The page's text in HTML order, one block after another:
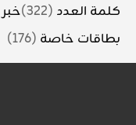
كلمة العدد (322)
بطاقات خاصة (176)